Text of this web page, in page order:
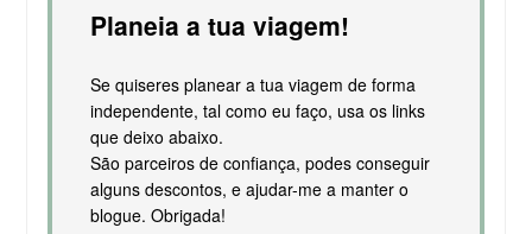
Planeia a tua viagem!
Se quiseres planear a tua viagem de forma
independente, tal como eu faço, usa os links
que deixo abaixo.
São parceiros de confiança, podes conseguir
alguns descontos, e ajudar-me a manter o
blogue. Obrigada!